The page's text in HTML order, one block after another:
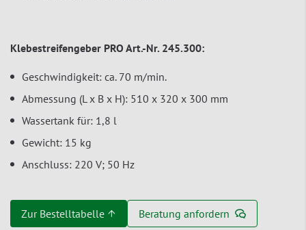
Klebestreifengeber PRO Art.-Nr. 245.300:
Geschwindigkeit: ca. 70 m/min.
Abmessung (L x B x H): 510 x 320 x 300 mm
Wassertank für: 1,8 l
Gewicht: 15 kg
Anschluss: 220 V; 50 Hz
Zur Bestelltabelle ↑ Beratung anfordern